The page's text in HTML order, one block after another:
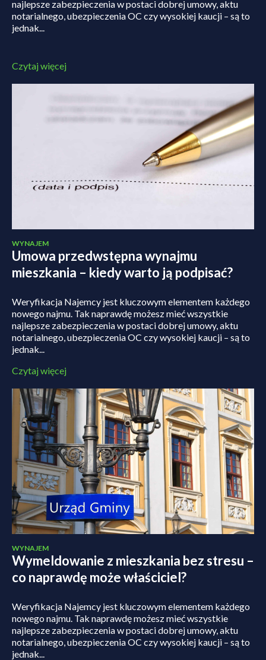
najlepsze zabezpieczenia w postaci dobrej umowy, aktu
notarialnego, ubezpieczenia OC czy wysokiej kaucji – są to
jednak...
Czytaj więcej
WYNAJEM
Umowa przedwstępna wynajmu
mieszkania – kiedy warto ją podpisać?
Weryfikacja Najemcy jest kluczowym elementem każdego
nowego najmu. Tak naprawdę możesz mieć wszystkie
najlepsze zabezpieczenia w postaci dobrej umowy, aktu
notarialnego, ubezpieczenia OC czy wysokiej kaucji – są to
jednak...
Czytaj więcej
WYNAJEM
Wymeldowanie z mieszkania bez stresu –
co naprawdę może właściciel?
Weryfikacja Najemcy jest kluczowym elementem każdego
nowego najmu. Tak naprawdę możesz mieć wszystkie
najlepsze zabezpieczenia w postaci dobrej umowy, aktu
notarialnego, ubezpieczenia OC czy wysokiej kaucji – są to
jednak...